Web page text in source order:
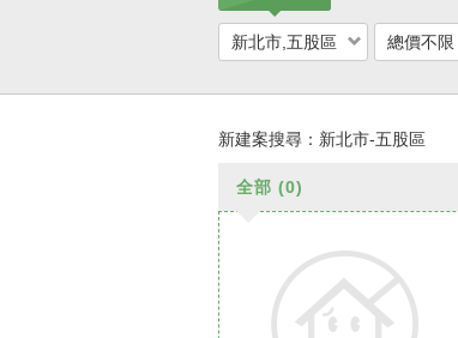
新北市,五股區 總價不限
新建案搜尋： 新北市-五股區
全部 (0)